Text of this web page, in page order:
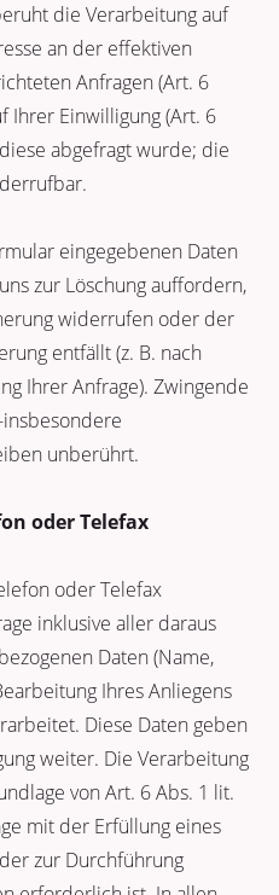
die Verarbeitung auf
an der effektiven
Anfragen (Art. 6
Ihrer Einwilligung (Art. 6
abgefragt wurde; die
eingegebenen Daten
zur Löschung auffordern,
widerrufen oder der
entfällt (z. B. nach
Ihrer Anfrage). Zwingende
unberührt.
oder Telefax
oder Telefax
inklusive aller daraus
Daten (Name,
Ihres Anliegens
Diese Daten geben
weiter. Die Verarbeitung
von Art. 6 Abs. 1 lit.
mit der Erfüllung eines
zur Durchführung